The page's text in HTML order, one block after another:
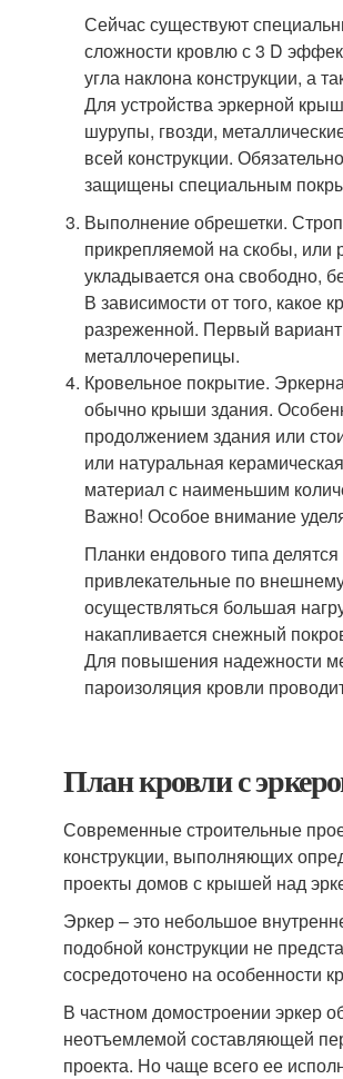
Сейчас существуют
сложности кровлю с 3 D
угла наклона конструкции, а
Для устройства эркерной
шурупы, гвозди,
всей конструкции.
защищены специальным
Выполнение обрешетки.
прикрепляемой на скобы, или
укладывается она свободно,
В зависимости от того,
разреженной. Первый
металлочерепицы.
Кровельное покрытие.
обычно крыши здания.
продолжением здания или
или натуральная
материал с наименьшим
Важно! Особое внимание
Планки ендового типа
привлекательные по
осуществляться большая
накапливается снежный
Для повышения надежности
пароизоляция кровли
План кровли с
Современные строительные
конструкции, выполняющих
проекты домов с крышей над
Эркер – это небольшое
подобной конструкции не
сосредоточено на особенности
В частном домостроении эркер
неотъемлемой составляющей
проекта. Но чаще всего ее